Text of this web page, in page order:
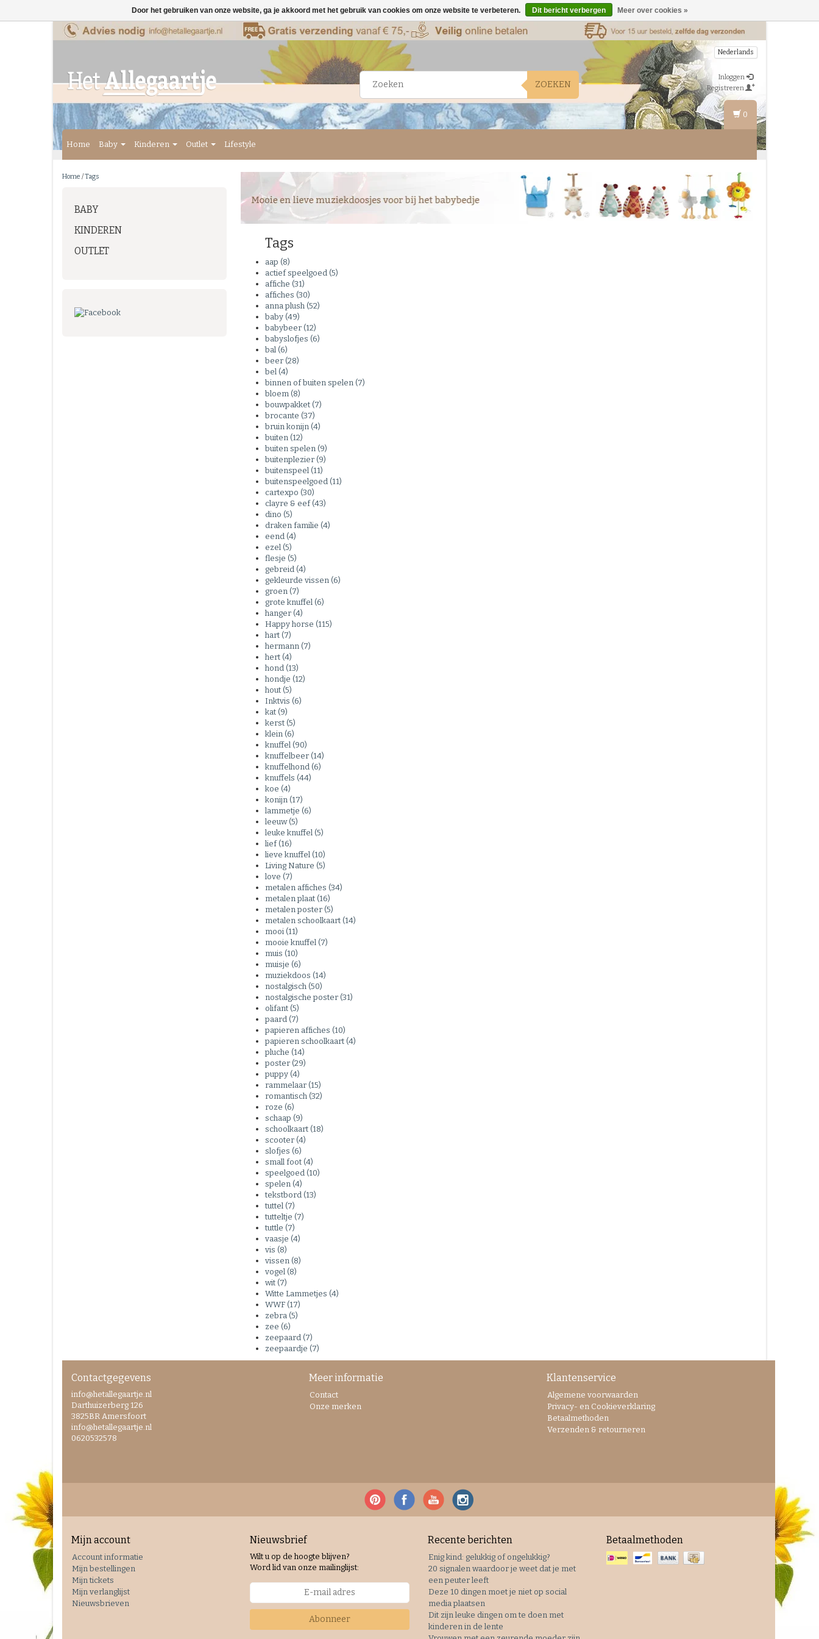
ZOEKEN
Nederlands
Inloggen
Registreren
Home Baby Kinderen Outlet Lifestyle
0
Home /Tags
BABY
KINDEREN
OUTLET
Tags
aap (8)
actief speelgoed (5)
affiche (31)
affiches (30)
anna plush (52)
baby (49)
babybeer (12)
babyslofjes (6)
bal (6)
beer (28)
bel (4)
binnen of buiten spelen (7)
bloem (8)
bouwpakket (7)
brocante (37)
bruin konijn (4)
buiten (12)
buiten spelen (9)
buitenplezier (9)
buitenspeel (11)
buitenspeelgoed (11)
cartexpo (30)
clayre & eef (43)
dino (5)
draken familie (4)
eend (4)
ezel (5)
flesje (5)
gebreid (4)
gekleurde vissen (6)
groen (7)
grote knuffel (6)
hanger (4)
Happy horse (115)
hart (7)
hermann (7)
hert (4)
hond (13)
hondje (12)
hout (5)
Inktvis (6)
kat (9)
kerst (5)
klein (6)
knuffel (90)
knuffelbeer (14)
knuffelhond (6)
knuffels (44)
koe (4)
konijn (17)
lammetje (6)
leeuw (5)
leuke knuffel (5)
lief (16)
lieve knuffel (10)
Living Nature (5)
love (7)
metalen affiches (34)
metalen plaat (16)
metalen poster (5)
metalen schoolkaart (14)
mooi (11)
mooie knuffel (7)
muis (10)
muisje (6)
muziekdoos (14)
nostalgisch (50)
nostalgische poster (31)
olifant (5)
paard (7)
papieren affiches (10)
papieren schoolkaart (4)
pluche (14)
poster (29)
puppy (4)
rammelaar (15)
romantisch (32)
roze (6)
schaap (9)
schoolkaart (18)
scooter (4)
slofjes (6)
small foot (4)
speelgoed (10)
spelen (4)
tekstbord (13)
tuttel (7)
tutteltje (7)
tuttle (7)
vaasje (4)
vis (8)
vissen (8)
vogel (8)
wit (7)
Witte Lammetjes (4)
WWF (17)
zebra (5)
zee (6)
zeepaard (7)
zeepaardje (7)
Contactgegevens
info@hetallegaartje.nl
Darthuizerberg 126
3825BR Amersfoort
info@hetallegaartje.nl
0620532578
Meer informatie
Contact
Onze merken
Klantenservice
Algemene voorwaarden
Privacy- en Cookieverklaring
Betaalmethoden
Verzenden & retourneren
Mijn account
Account informatie
Mijn bestellingen
Mijn tickets
Mijn verlanglijst
Nieuwsbrieven
Nieuwsbrief
Wilt u op de hoogte blijven?
Word lid van onze mailinglijst:
Abonneer
Recente berichten
Enig kind: gelukkig of ongelukkig?
20 signalen waardoor je weet dat je met
een peuter leeft
Deze 10 dingen moet je niet op social
media plaatsen
Dit zijn leuke dingen om te doen met
kinderen in de lente
Betaalmethoden
Door het gebruiken van onze website, ga je akkoord met het gebruik van cookies om onze website te verbeteren. Dit bericht verbergen Meer over cookies »